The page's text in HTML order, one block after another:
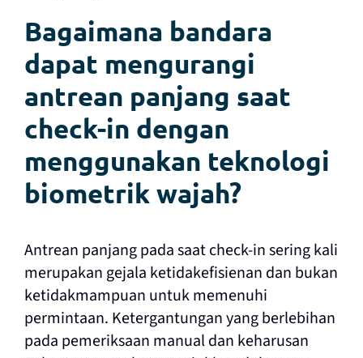
Bagaimana bandara
dapat mengurangi
antrean panjang saat
check-in dengan
menggunakan teknologi
biometrik wajah?
Antrean panjang pada saat check-in sering kali
merupakan gejala ketidakefisienan dan bukan
ketidakmampuan untuk memenuhi
permintaan. Ketergantungan yang berlebihan
pada pemeriksaan manual dan keharusan